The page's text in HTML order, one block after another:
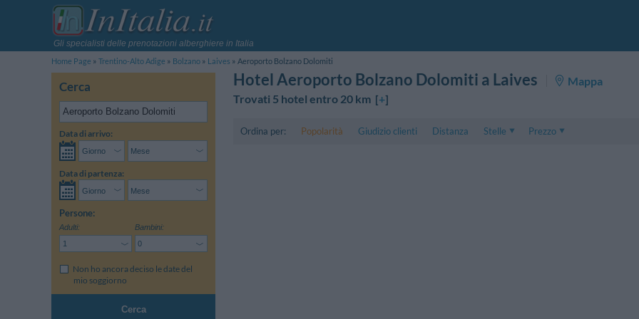
Gli specialisti delle prenotazioni alberghiere in Italia
Home Page
Trentino-Alto Adige Bolzano Laives Aeroporto Bolzano Dolomiti
Cerca
Data di arrivo:
Data di partenza:
Persone:
Adulti: Bambini:
Non ho ancora deciso le date del
mio soggiorno
Cerca
Hotel Aeroporto Bolzano Dolomiti a Laives
Mappa
Trovati 5 hotel entro 20 km [+]
Ordina per: Popolarità Giudizio clienti Distanza
Stelle
Prezzo